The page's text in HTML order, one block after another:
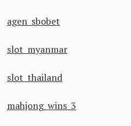
agen sbobet
slot myanmar
slot thailand
mahjong wins 3